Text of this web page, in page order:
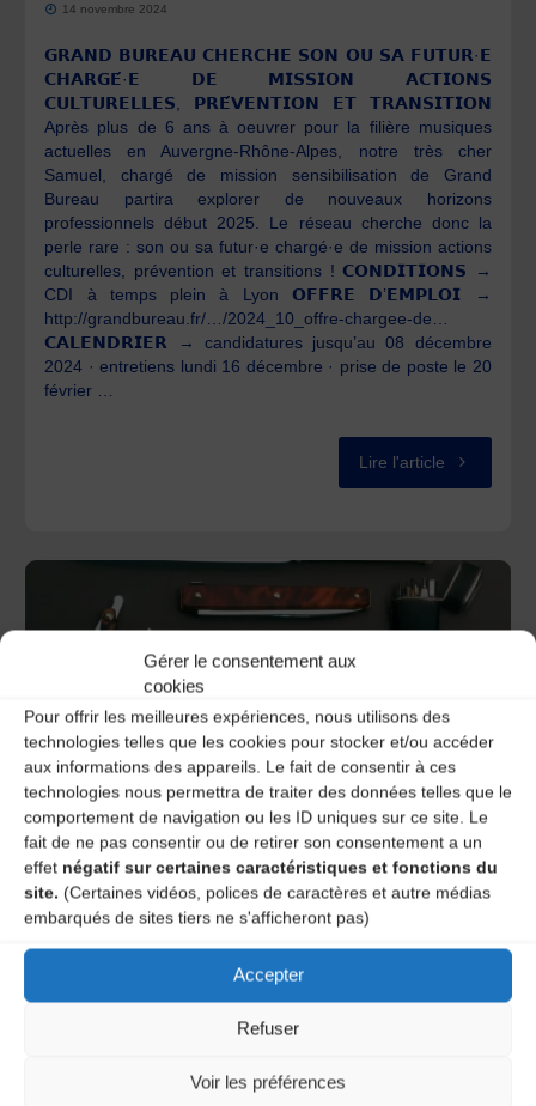
Gérer le consentement aux
cookies
Pour offrir les meilleures expériences, nous utilisons des
technologies telles que les cookies pour stocker et/ou accéder
aux informations des appareils. Le fait de consentir à ces
technologies nous permettra de traiter des données telles que le
comportement de navigation ou les ID uniques sur ce site. Le
fait de ne pas consentir ou de retirer son consentement a un
effet négatif sur certaines caractéristiques et fonctions du
site. (Certaines vidéos, polices de caractères et autre médias
embarqués de sites tiers ne s'afficheront pas)
Accepter
Refuser
Voir les préférences
14 novembre 2024
𝗚𝗥𝗔𝗡𝗗 𝗕𝗨𝗥𝗘𝗔𝗨 𝗖𝗛𝗘𝗥𝗖𝗛𝗘 𝗦𝗢𝗡 𝗢𝗨 𝗦𝗔 𝗙𝗨𝗧𝗨𝗥·𝗘
𝗖𝗛𝗔𝗥𝗚𝗘́·𝗘 𝗗𝗘 𝗠𝗜𝗦𝗦𝗜𝗢𝗡 𝗔𝗖𝗧𝗜𝗢𝗡𝗦
𝗖𝗨𝗟𝗧𝗨𝗥𝗘𝗟𝗟𝗘𝗦, 𝗣𝗥𝗘́𝗩𝗘𝗡𝗧𝗜𝗢𝗡 𝗘𝗧 𝗧𝗥𝗔𝗡𝗦𝗜𝗧𝗜𝗢𝗡
Après plus de 6 ans à oeuvrer pour la filière musiques
actuelles en Auvergne-Rhône-Alpes, notre très cher
Samuel, chargé de mission sensibilisation de Grand
Bureau partira explorer de nouveaux horizons
professionnels début 2025. Le réseau cherche donc la
perle rare : son ou sa futur·e chargé·e de mission actions
culturelles, prévention et transitions ! 𝗖𝗢𝗡𝗗𝗜𝗧𝗜𝗢𝗡𝗦 →
CDI à temps plein à Lyon 𝗢𝗙𝗙𝗥𝗘 𝗗’𝗘𝗠𝗣𝗟𝗢𝗜 →
http://grandbureau.fr/…/2024_10_offre-chargee-de…
𝗖𝗔𝗟𝗘𝗡𝗗𝗥𝗜𝗘𝗥 → candidatures jusqu’au 08 décembre
2024 · entretiens lundi 16 décembre · prise de poste le 20
février …
Lire l'article"Offre
Actualités,Annonces,Articles , Stages et Emplois
Le musée de la Coutellerie de
Thiers recrute un·e chargé·e
de mission pour une étude
ethnologique sur la
structuration et les savoir-faire